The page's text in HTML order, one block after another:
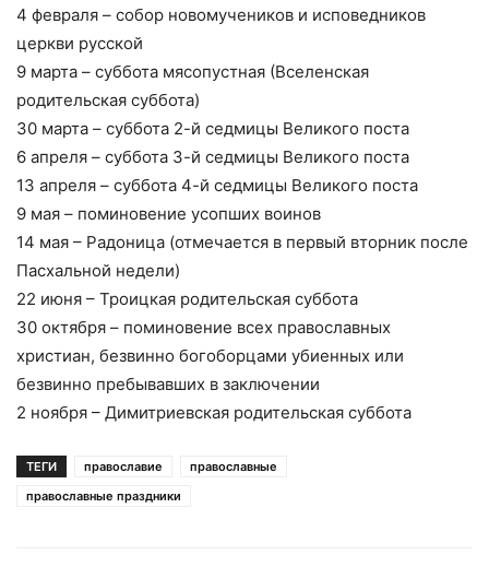
4 февраля – собор новомучеников и исповедников
церкви русской
9 марта – суббота мясопустная (Вселенская
родительская суббота)
30 марта – суббота 2-й седмицы Великого поста
6 апреля – суббота 3-й седмицы Великого поста
13 апреля – суббота 4-й седмицы Великого поста
9 мая – поминовение усопших воинов
14 мая – Радоница (отмечается в первый вторник после
Пасхальной недели)
22 июня – Троицкая родительская суббота
30 октября – поминовение всех православных
христиан, безвинно богоборцами убиенных или
безвинно пребывавших в заключении
2 ноября – Димитриевская родительская суббота
ТЕГИ православие
православные
православные праздники